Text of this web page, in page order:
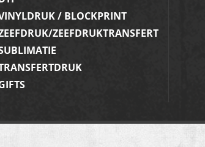
/ BLOCKPRINT
ZEEFDRUKTRANSFERT